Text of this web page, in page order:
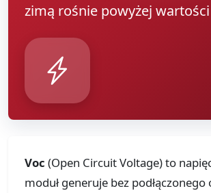
zimą rośnie powyżej wartości
Voc (Open Circuit Voltage) to
moduł generuje bez podłączonego